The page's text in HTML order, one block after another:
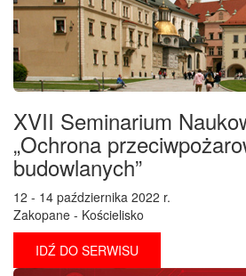
XVII Seminarium
„Ochrona
budowlanych”
12 - 14 października 2022 r.
Zakopane - Kościelisko
IDŹ DO SERWISU